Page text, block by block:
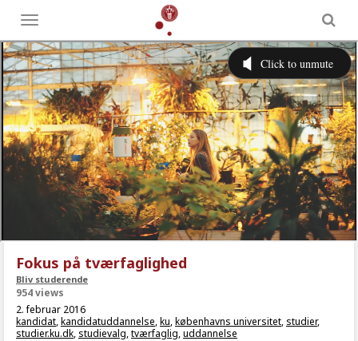
Toggle
menu
Fokus på tværfaglighed
Bliv studerende
954 views
2. februar 2016
kandidat,kandidatuddannelse,ku,københavns universitet, studier,
studier.ku.dk, studievalg,tværfaglig,uddannelse